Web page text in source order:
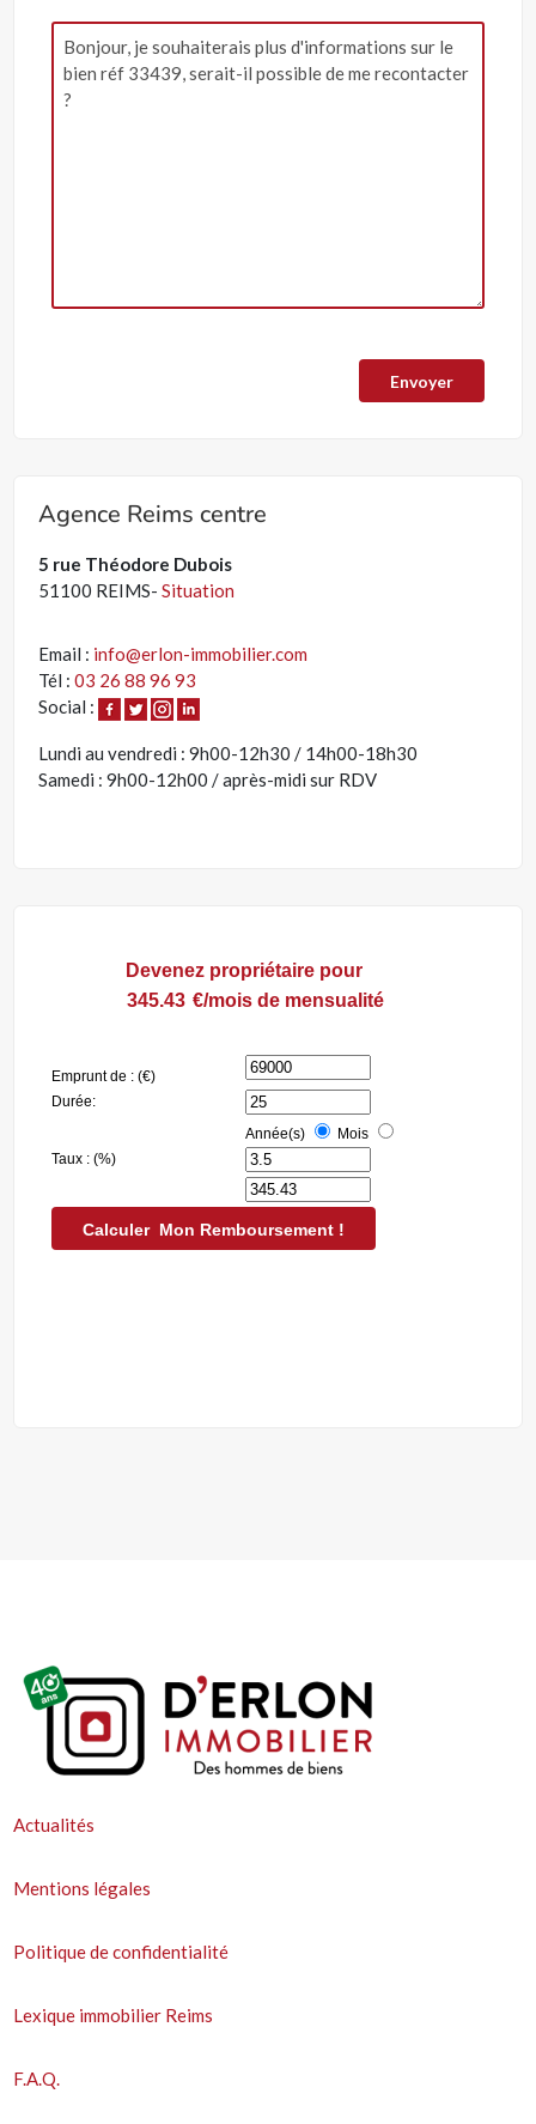
Agence Reims centre
5 rue Théodore Dubois
51100 REIMS-Situation
Email : info@erlon-immobilier.com
Tél :03 26 88 96 93
Social :
Lundi au vendredi : 9h00-12h30 / 14h00-18h30
Samedi : 9h00-12h00 / après-midi sur RDV
Actualités
Mentions légales
Politique de confidentialité
Lexique immobilier Reims
F.A.Q.